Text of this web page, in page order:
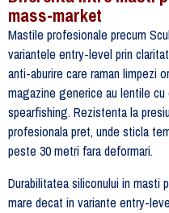
mass-market
Mastile profesionale precum
variantele entry-level prin
anti-aburire care raman limpezi
magazine generice au lentile
spearfishing. Rezistenta la
profesionala pret, unde sticla
peste 30 metri fara deformari.
Durabilitatea siliconului in masti
mare decat in variante entry-